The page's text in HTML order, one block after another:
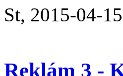
St, 2015-04-
Reklám 3 -